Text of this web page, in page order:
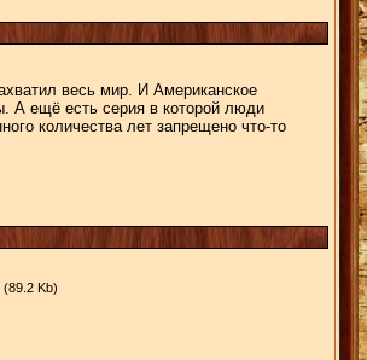
весь мир. И Американское
А ещё есть серия в которой люди
количества лет запрещено что-то
(89.2 Kb)